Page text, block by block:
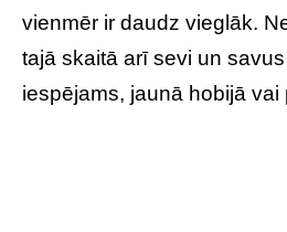
vienmēr ir daudz vieglāk.
tajā skaitā arī sevi un
iespējams, jaunā hobijā vai